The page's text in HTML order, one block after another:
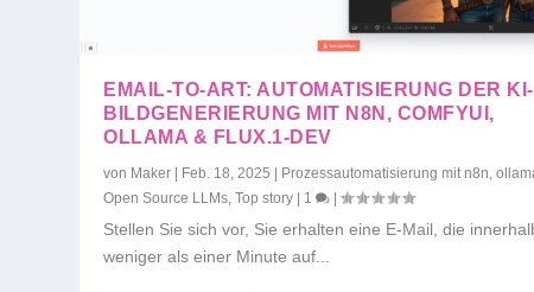
EMAIL-TO-ART: AUTOMATISIERUNG DER KI-
BILDGENERIERUNG MIT N8N, COMFYUI,
OLLAMA & FLUX.1-DEV
von Maker Feb. 18, 2025
Prozessautomatisierung mit n8n,
Open Source LLMs,Top story 1 |
Stellen Sie sich vor, Sie erhalten eine E-Mail, die
weniger als einer Minute auf...